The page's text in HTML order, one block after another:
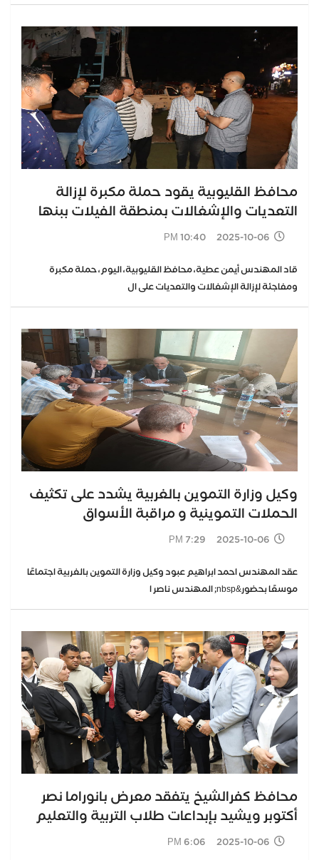
محافظ القليوبية يقود حملة مكبرة لإزالة
التعديات والإشغالات بمنطقة الفيلات ببنها
2025-10-06 10:40 PM
قاد المهندس أيمن عطية، محافظ القليوبية، اليوم، حملة مكبرة
ومفاجئة لإزالة الإشغالات والتعديات على ال
وكيل وزارة التموين بالغربية يشدد على تكثيف
الحملات التموينية و مراقبة الأسواق
2025-10-06 7:29 PM
عقد المهندس احمد ابراهيم عبود وكيل وزارة التموين بالغربية اجتماعًا
موسعًا بحضور&nbsp; المهندس ناصر ا
محافظ كفرالشيخ يتفقد معرض بانوراما نصر
أكتوبر ويشيد بإبداعات طلاب التربية والتعليم
2025-10-06 6:06 PM